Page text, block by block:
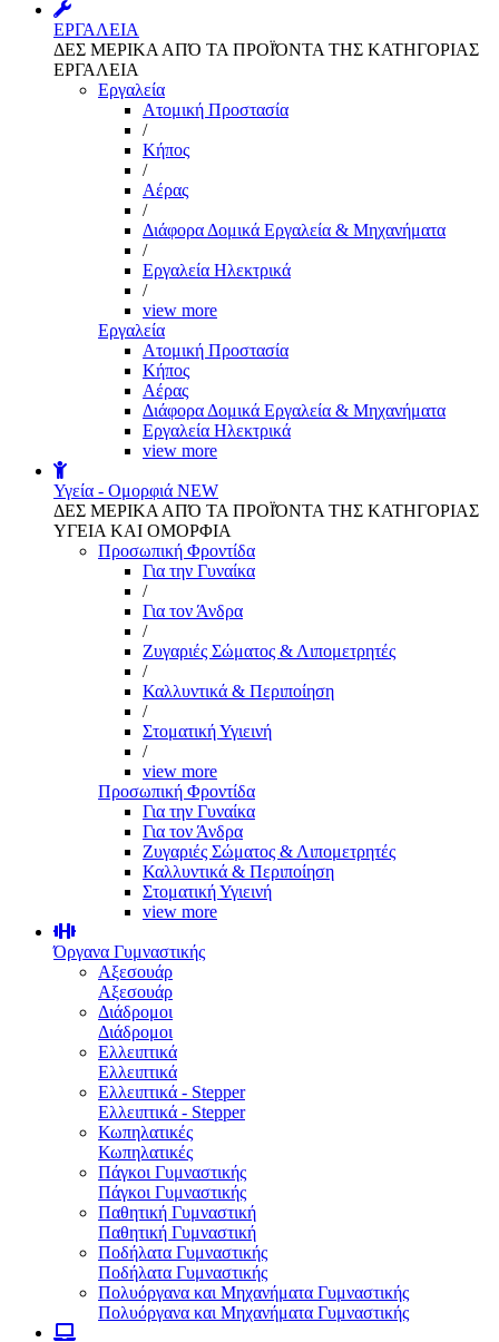
ΕΡΓΑΛΕΙΑ
ΔΕΣ ΜΕΡΙΚΑ ΑΠΌ ΤΑ ΠΡΟΪΌΝΤΑ ΤΗΣ ΚΑΤΗΓΟΡΙΑΣ
ΕΡΓΑΛΕΙΑ
Εργαλεία
Aτομική Προστασία
/
Kήπος
/
Αέρας
/
Διάφορα Δομικά Εργαλεία & Μηχανήματα
/
Εργαλεία Ηλεκτρικά
/
view more
Εργαλεία
Aτομική Προστασία
Kήπος
Αέρας
Διάφορα Δομικά Εργαλεία & Μηχανήματα
Εργαλεία Ηλεκτρικά
view more
Υγεία - Ομορφιά NEW
ΔΕΣ ΜΕΡΙΚΑ ΑΠΌ ΤΑ ΠΡΟΪΌΝΤΑ ΤΗΣ ΚΑΤΗΓΟΡΙΑΣ
ΥΓΕΙΑ ΚΑΙ ΟΜΟΡΦΙΑ
Προσωπική Φροντίδα
Για την Γυναίκα
/
Για τον Άνδρα
/
Ζυγαριές Σώματος & Λιπομετρητές
/
Καλλυντικά & Περιποίηση
/
Στοματική Υγιεινή
/
view more
Προσωπική Φροντίδα
Για την Γυναίκα
Για τον Άνδρα
Ζυγαριές Σώματος & Λιπομετρητές
Καλλυντικά & Περιποίηση
Στοματική Υγιεινή
view more
Όργανα Γυμναστικής
Αξεσουάρ
Αξεσουάρ
Διάδρομοι
Διάδρομοι
Ελλειπτικά
Ελλειπτικά
Ελλειπτικά - Stepper
Ελλειπτικά - Stepper
Κωπηλατικές
Κωπηλατικές
Πάγκοι Γυμναστικής
Πάγκοι Γυμναστικής
Παθητική Γυμναστική
Παθητική Γυμναστική
Ποδήλατα Γυμναστικής
Ποδήλατα Γυμναστικής
Πολυόργανα και Μηχανήματα Γυμναστικής
Πολυόργανα και Μηχανήματα Γυμναστικής